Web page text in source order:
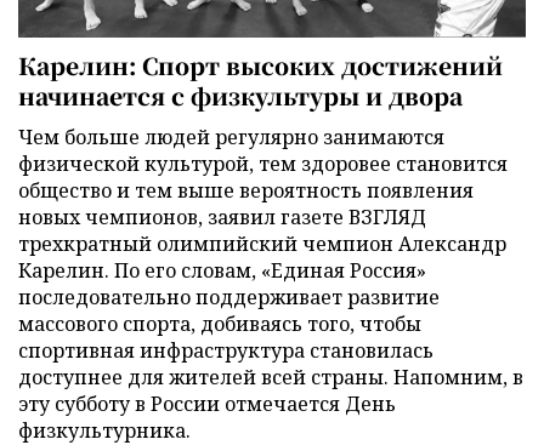
Карелин: Спорт высоких достижений
начинается с физкультуры и двора
Чем больше людей регулярно занимаются
физической культурой, тем здоровее становится
общество и тем выше вероятность появления
новых чемпионов, заявил газете ВЗГЛЯД
трехкратный олимпийский чемпион Александр
Карелин. По его словам, «Единая Россия»
последовательно поддерживает развитие
массового спорта, добиваясь того, чтобы
спортивная инфраструктура становилась
доступнее для жителей всей страны. Напомним, в
эту субботу в России отмечается День
физкультурника.